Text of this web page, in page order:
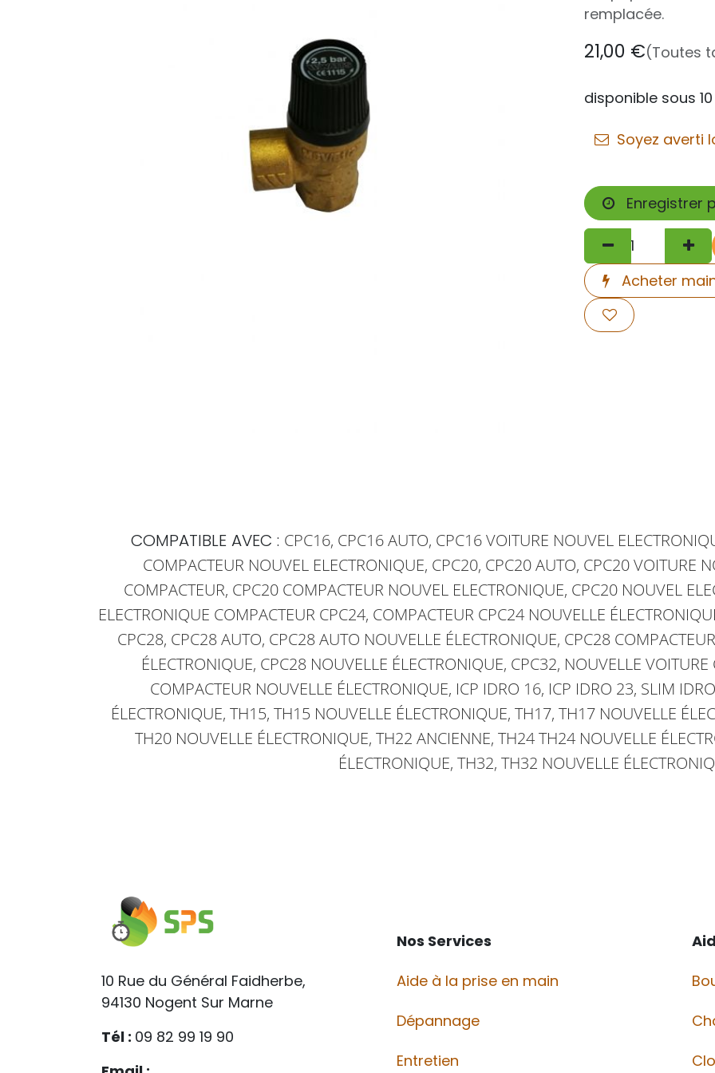
remplacée.
21,00 €(Toutes
disponible sous
Soyez averti
Enregistrer
Acheter
COMPATIBLE AVEC : CPC16, CPC16 AUTO, CPC16 VOITURE NOUVEL
COMPACTEUR NOUVEL ELECTRONIQUE, CPC20, CPC20 AUTO, CPC20 VOITURE
COMPACTEUR, CPC20 COMPACTEUR NOUVEL ELECTRONIQUE, CPC20 NOUVEL
ELECTRONIQUE COMPACTEUR CPC24, COMPACTEUR CPC24 NOUVELLE
CPC28, CPC28 AUTO, CPC28 AUTO NOUVELLE ÉLECTRONIQUE, CPC28
ÉLECTRONIQUE, CPC28 NOUVELLE ÉLECTRONIQUE, CPC32, NOUVELLE
COMPACTEUR NOUVELLE ÉLECTRONIQUE, ICP IDRO 16, ICP IDRO 23, SLIM
ÉLECTRONIQUE, TH15, TH15 NOUVELLE ÉLECTRONIQUE, TH17, TH17 NOUVELLE
TH20 NOUVELLE ÉLECTRONIQUE, TH22 ANCIENNE, TH24 TH24 NOUVELLE
ÉLECTRONIQUE, TH32, TH32 NOUVELLE
Aide à la prise en main
Dépannage
Entretien
Nos Services
10 Rue du Général Faidherbe,
94130 Nogent Sur Marne
Tél : 09 82 99 19 90